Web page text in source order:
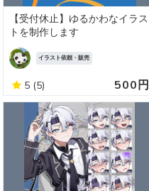
【受付休止】ゆるかわなイラス
トを制作します
イラスト依頼・販売
5 (5) 500円